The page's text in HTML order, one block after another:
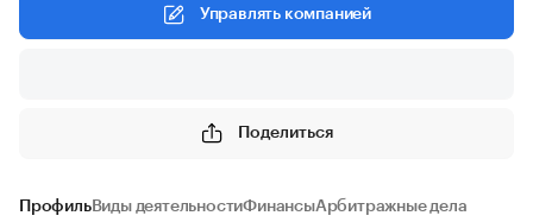
Управлять компанией
Поделиться
ПрофильВиды деятельностиФинансыАрбитражные дела